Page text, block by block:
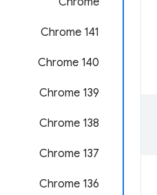
‫Chrome 141
Chrome 140
‫Chrome 139
‫Chrome 138
‫Chrome 137
Chrome 136